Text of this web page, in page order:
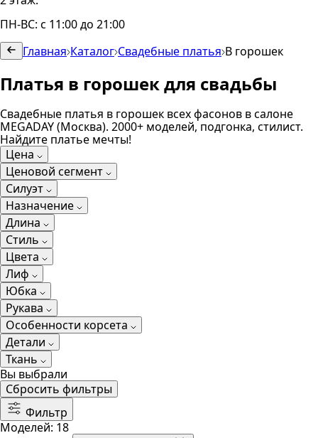
ПН-ВС: с 11:00 до 21:00
Главная Каталог Свадебные платья В горошек
Платья в горошек для свадьбы
Свадебные платья в горошек всех фасонов в салоне
MEGADAY (Москва). 2000+ моделей, подгонка, стилист.
Найдите платье мечты!
Цена
Ценовой сегмент
Силуэт
Назначение
Длина
Стиль
Цвета
Лиф
Юбка
Рукава
Особенности корсета
Детали
Ткань
Вы выбрали
Сбросить фильтры
Фильтр
Моделей: 18